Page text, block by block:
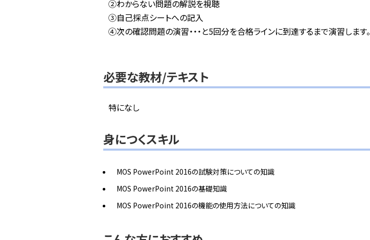
②わからない問題の解説を視聴
③自己採点シートへの記入
④次の確認問題の演習・・・と5回分を合格ラインに到達するまで演習します。
必要な教材/テキスト
特になし
身につくスキル
MOS PowerPoint 2016の試験対策についての知識
MOS PowerPoint 2016の基礎知識
MOS PowerPoint 2016の機能の使用方法についての知識